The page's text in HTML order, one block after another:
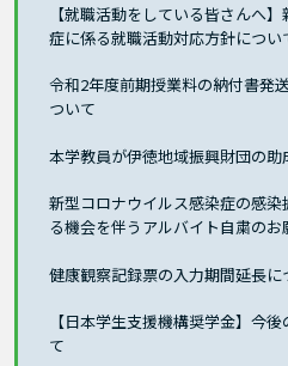
【就職活動をしている皆さんへ
症に係る就職活動対応方針につい
令和2年度前期授業料の納付書発
ついて
本学教員が伊徳地域振興財団の
新型コロナウイルス感染症の感
る機会を伴うアルバイト自粛のお
健康観察記録票の入力期間延長に
【日本学生支援機構奨学金】今
て